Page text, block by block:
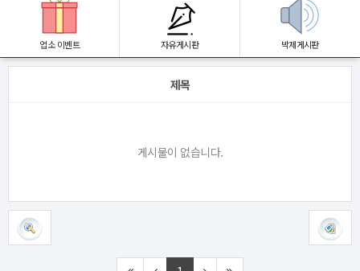
업소 이벤트 자유게시판 박제게시판
제목
게시물이 없습니다.